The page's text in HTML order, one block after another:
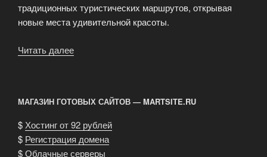
традиционных туристических маршрутов, открывая
новые места удивительной красоты.
Читать далее
вдали
от
традиционных
маршрутов»
МАГАЗИН ГОТОВЫХ САЙТОВ — MARTSITE.RU
$ Хостинг от 92 рублей
$ Регистрация домена
$Облачные серверы